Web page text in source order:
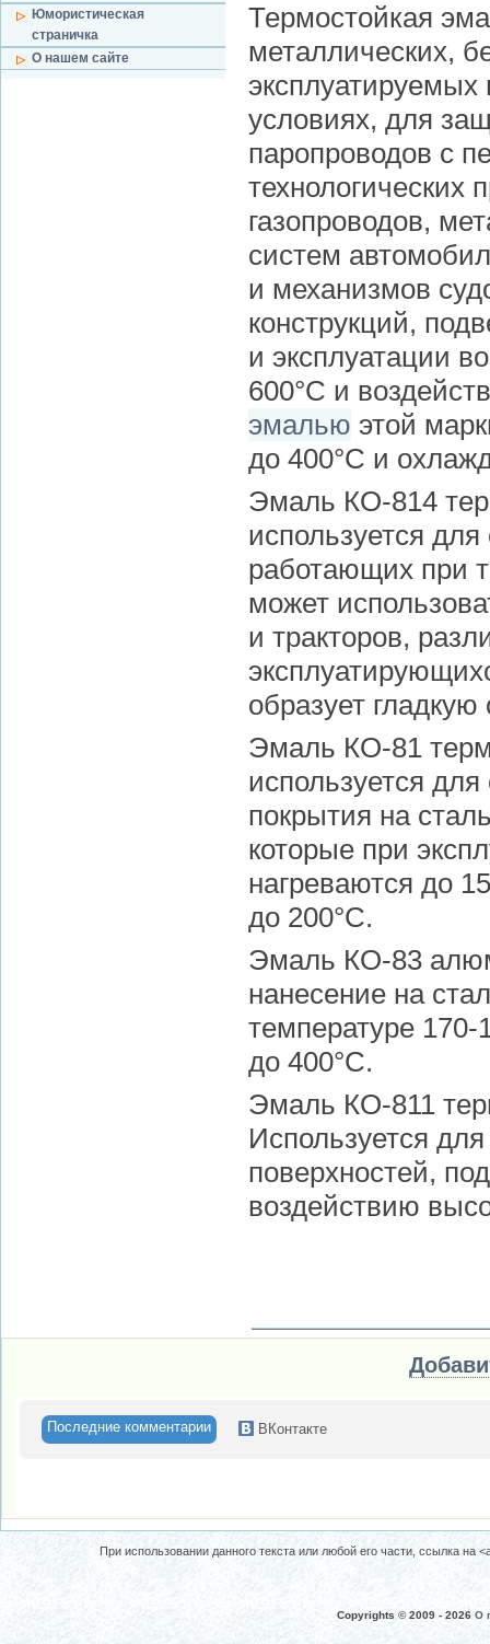
Юмористическая
страничка
О нашем сайте
Термостойкая
металлических,
условиях, для
паропроводов с
технологических
газопроводов,
систем
и механизмов
конструкций,
и эксплуатации
600°С и
эмалью этой
до 400°С и
Эмаль КО-814
используется
работающих при
может
и тракторов,
образует
Эмаль КО-81
используется
покрытия на
которые при
нагреваются до
до 200°С.
Эмаль КО-83
нанесение на
температуре 170-
до 400°С.
Эмаль КО-811
Используется
поверхностей,
воздействию
Последние комментарии ВКонтакте
При использовании данного текста или любой его части, ссылка
Copyrights © 2009 - 2026О